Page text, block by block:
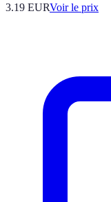
3.19 EURVoir le prix